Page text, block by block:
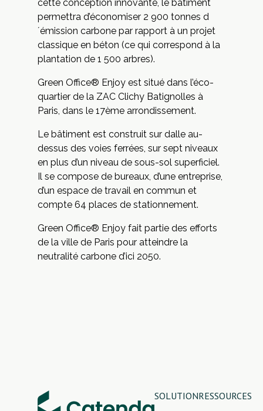
cette conception innovante, le bâtiment
permettra d’économiser 2 900 tonnes d
´émission carbone par rapport à un projet
classique en béton (ce qui correspond à la
plantation de 1 500 arbres).
Green Office® Enjoy est situé dans l’éco-
quartier de la ZAC Clichy Batignolles à
Paris, dans le 17ème arrondissement.
Le bâtiment est construit sur dalle au-
dessus des voies ferrées, sur sept niveaux
en plus d’un niveau de sous-sol superficiel.
Il se compose de bureaux, d’une entreprise,
d’un espace de travail en commun et
compte 64 places de stationnement.
Green Office® Enjoy fait partie des efforts
de la ville de Paris pour atteindre la
neutralité carbone d’ici 2050.
SOLUTIONRESSOURCES